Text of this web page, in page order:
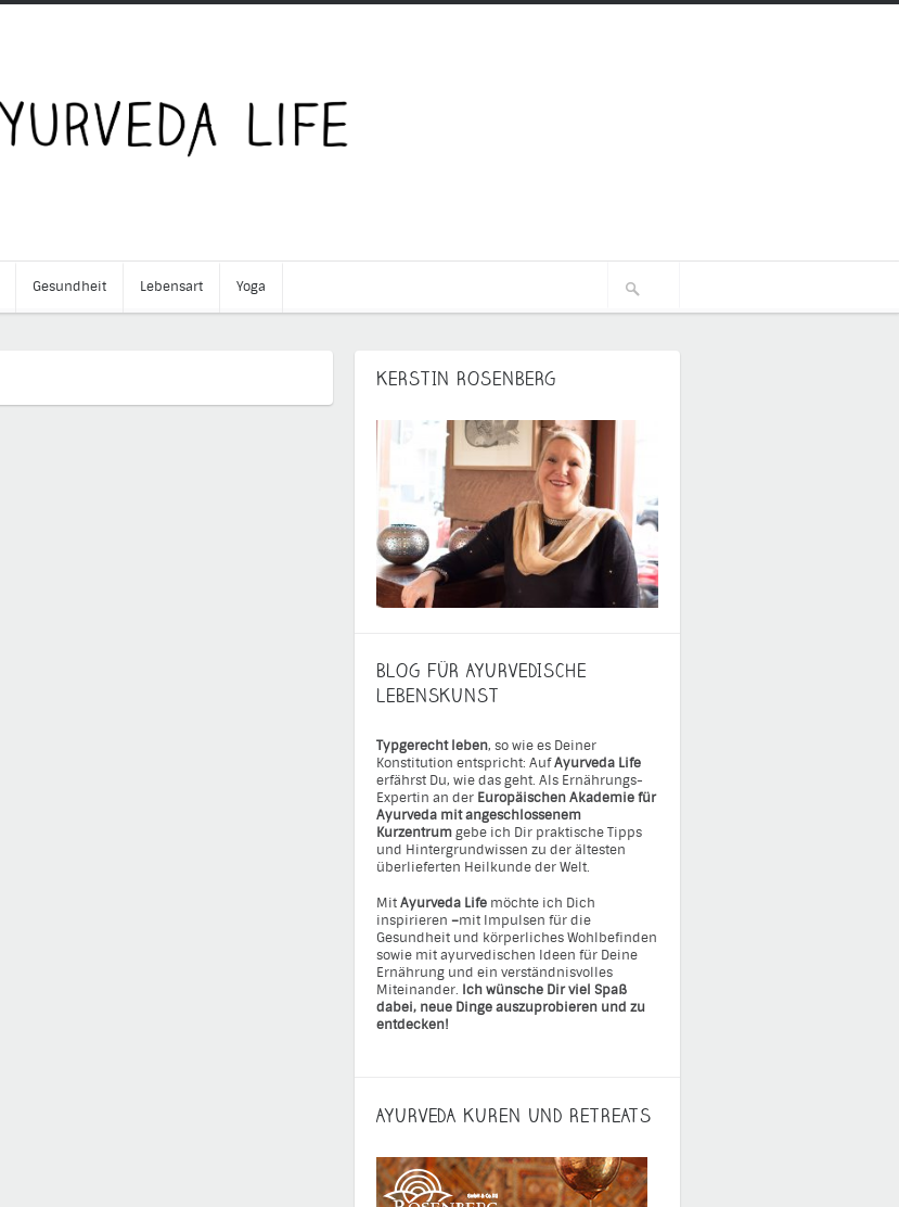
Gesundheit Lebensart Yoga
TrikatuKERSTIN ROSENBERG
BLOG FÜR AYURVEDISCHE
LEBENSKUNST
Typgerecht leben, so wie es Deiner
Konstitution entspricht: AufAyurveda Life
erfährst Du, wie das geht. Als Ernährungs-
Expertin an der Europäischen Akademie für
Ayurveda mit angeschlossenem
Kurzentrumgebe ich Dir praktische Tipps
und Hintergrundwissen zu der ältesten
überlieferten Heilkunde der Welt.
MitAyurveda Life möchte ich Dich
inspirieren –mit Impulsen für die
Gesundheit und körperliches Wohlbefinden
sowie mit ayurvedischen Ideen für Deine
Ernährung und ein verständnisvolles
Miteinander. Ich wünsche Dir viel Spaß
dabei, neue Dinge auszuprobieren und zu
entdecken!
AYURVEDA KUREN UND RETREATS